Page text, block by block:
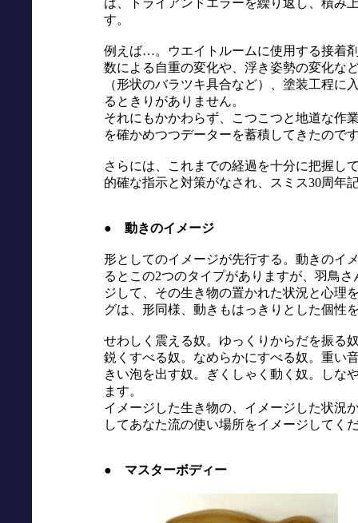
は、トライアンドエラーを繰り返し、積み
す。
例えば…。ウエイトルームに使用する接着
数による自重の変化や、浮き姿勢の変化な
（形状のバラツキ具合など）、塗装工程
るときりがありません。
それにもかかわらず、こつこつと地道な作
を確かめつつデーターを蓄積してきたので
さらには、これまでの経過を十分に把握し
的確な指示と対策がなされ、スミス30周年
● 動きのイメージ
形としてのイメージが先行する。動きのイ
るとこの2つのタイプがありますが、羽鳥
ジして、その生き物の置かれた状況と心理
グは、形同様、動きもはっきりとした個性
せわしく震える奴。ゆっくりからだを振る
鋭くすべる奴。なめらかにすべる奴。重い
きい泡を出す奴。ぎくしゃく動く奴。しな
ます。
イメージした生き物の、イメージした状況
してあなた流の使い場所をイメージしてく
● マスターボディー